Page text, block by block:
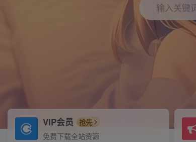
输入关键
VIP会员 抢先
免费下载全站资源